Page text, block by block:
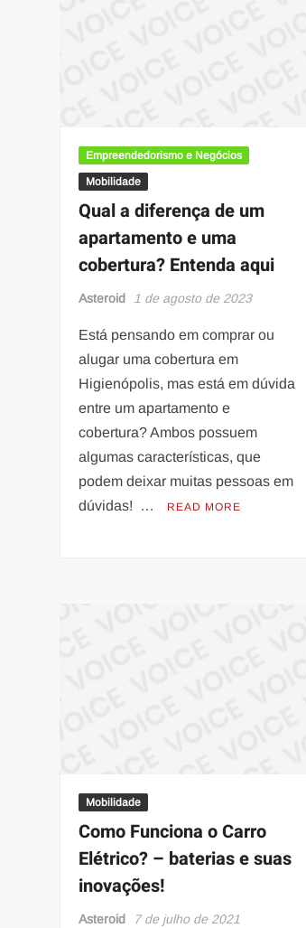
Empreendedorismo e Negócios
Mobilidade
Qual a diferença de um
apartamento e uma
cobertura? Entenda aqui
Asteroid 1 de agosto de 2023
Está pensando em comprar ou
alugar uma cobertura em
Higienópolis, mas está em dúvida
entre um apartamento e
cobertura? Ambos possuem
algumas características, que
podem deixar muitas pessoas em
dúvidas! …
READ MORE
Mobilidade
Como Funciona o Carro
Elétrico? – baterias e suas
inovações!
Asteroid 7 de julho de 2021